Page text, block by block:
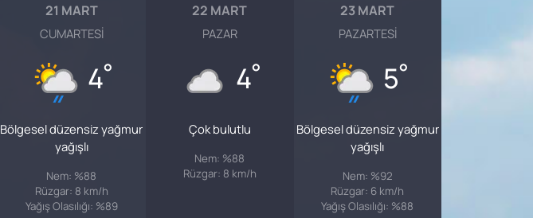
21 MART
CUMARTESI
4°
Bölgesel düzensiz yağmur
yağışlı
Nem: %88
Rüzgar: 8 km/h
Yağış Olasılığı: %89
22 MART
PAZAR
4°
Çok bulutlu
Nem: %88
Rüzgar: 8 km/h
23 MART
PAZARTESI
5°
Bölgesel düzensiz yağmur
yağışlı
Nem: %92
Rüzgar: 6 km/h
Yağış Olasılığı: %88